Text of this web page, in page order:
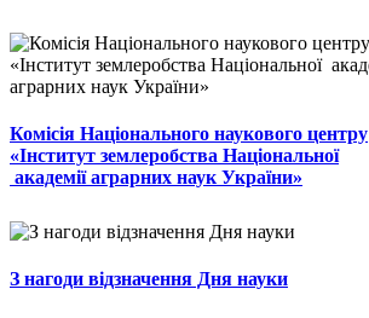
Комісія Національного наукового центру
«Інститут землеробства Національної
академії аграрних наук України»
З нагоди відзначення Дня науки